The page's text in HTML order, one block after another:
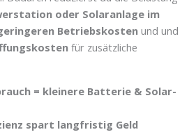
oder Solaranlage im
Betriebskostenund und
für zusätzliche
= kleinere Batterie & Solar-
spart langfristig Geld